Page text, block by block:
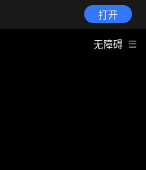
打开
无障碍